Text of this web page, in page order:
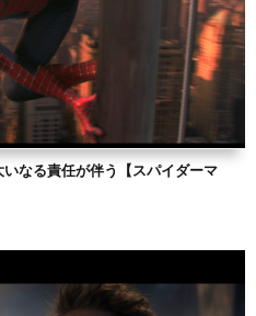
いなる責任が伴う【スパイダーマ